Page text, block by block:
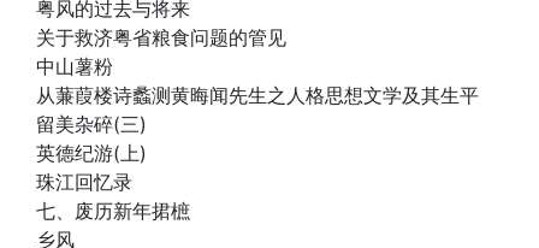
粤风的过去与将来
关于救济粤省粮食问题的管见
中山薯粉
从蒹葭楼诗蠡测黄晦闻先生之人格思想文学及其生平
留美杂碎(三)
英德纪游(上)
珠江回忆录
七、废历新年捃樜
乡风